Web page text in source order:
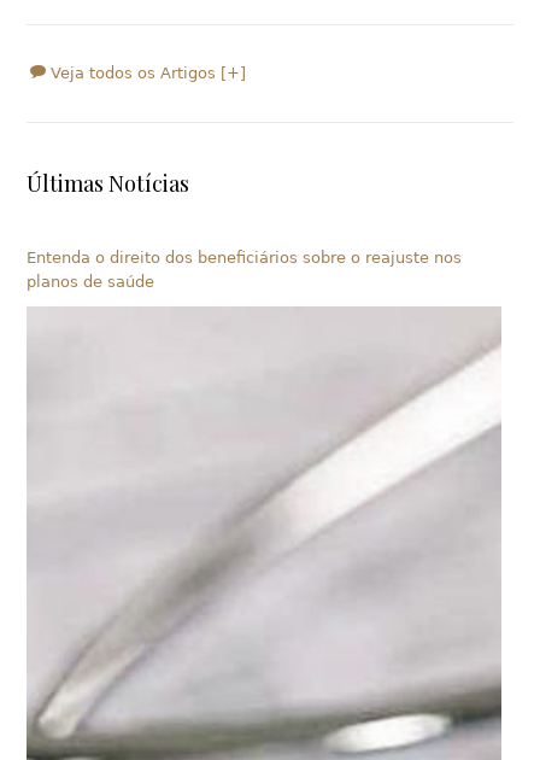
Veja todos os Artigos [+]
Últimas Notícias
Entenda o direito dos beneficiários sobre o reajuste nos
planos de saúde